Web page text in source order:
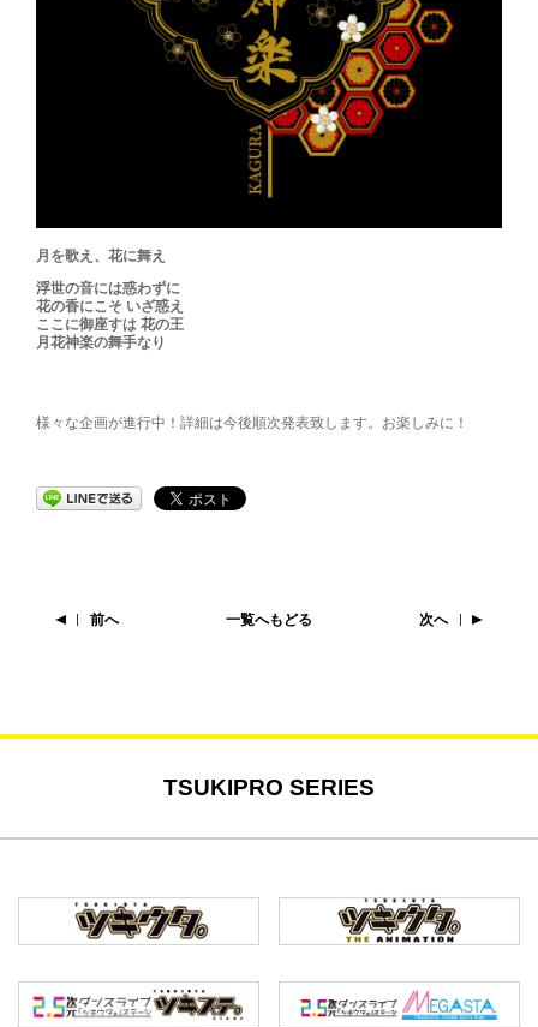
月を歌え、花に舞え
浮世の音には惑わずに
花の香にこそ いざ惑え
ここに御座すは 花の王
月花神楽の舞手なり
様々な企画が進行中！詳細は今後順次発表致します。お楽しみに！
前へ 一覧へもどる 次へ
TSUKIPRO SERIES